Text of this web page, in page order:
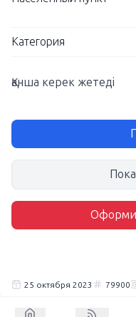
Категория
Қанша керек жетеді
25 октября 2023 79900